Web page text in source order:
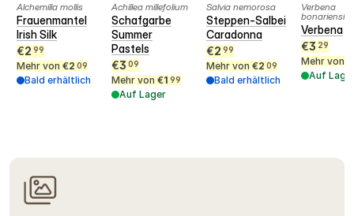
Alchemilla mollis
Frauenmantel
Irish Silk
€2 99
Mehr von €2 09
Bald erhältlich
Achillea millefolium
Schafgarbe
Summer
Pastels
€3 09
Mehr von €1 99
Auf Lager
Salvia nemorosa
Steppen-Salbei
Caradonna
€2 99
Mehr von €2 09
Bald erhältlich
Verbena
bonariensis
Verbena
€3 29
Mehr von
Auf